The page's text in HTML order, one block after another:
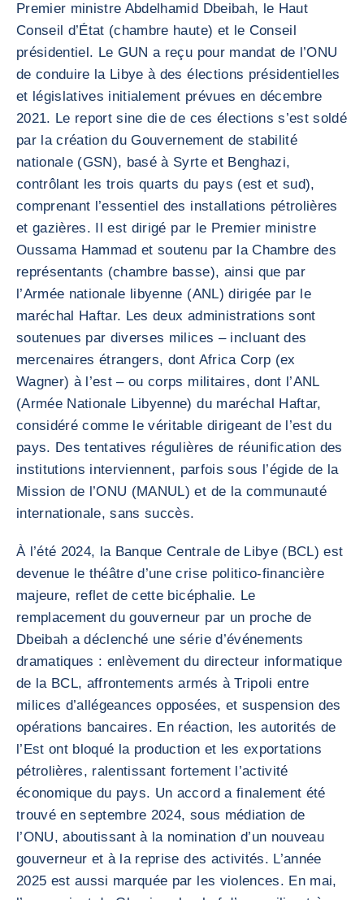
Premier ministre Abdelhamid Dbeibah, le Haut
Conseil d’État (chambre haute) et le Conseil
présidentiel. Le GUN a reçu pour mandat de l’ONU
de conduire la Libye à des élections présidentielles
et législatives initialement prévues en décembre
2021. Le report sine die de ces élections s’est soldé
par la création du Gouvernement de stabilité
nationale (GSN), basé à Syrte et Benghazi,
contrôlant les trois quarts du pays (est et sud),
comprenant l’essentiel des installations pétrolières
et gazières. Il est dirigé par le Premier ministre
Oussama Hammad et soutenu par la Chambre des
représentants (chambre basse), ainsi que par
l’Armée nationale libyenne (ANL) dirigée par le
maréchal Haftar. Les deux administrations sont
soutenues par diverses milices – incluant des
mercenaires étrangers, dont Africa Corp (ex
Wagner) à l’est – ou corps militaires, dont l’ANL
(Armée Nationale Libyenne) du maréchal Haftar,
considéré comme le véritable dirigeant de l’est du
pays. Des tentatives régulières de réunification des
institutions interviennent, parfois sous l’égide de la
Mission de l’ONU (MANUL) et de la communauté
internationale, sans succès.
À l’été 2024, la Banque Centrale de Libye (BCL) est
devenue le théâtre d’une crise politico-financière
majeure, reflet de cette bicéphalie. Le
remplacement du gouverneur par un proche de
Dbeibah a déclenché une série d’événements
dramatiques : enlèvement du directeur informatique
de la BCL, affrontements armés à Tripoli entre
milices d’allégeances opposées, et suspension des
opérations bancaires. En réaction, les autorités de
l’Est ont bloqué la production et les exportations
pétrolières, ralentissant fortement l’activité
économique du pays. Un accord a finalement été
trouvé en septembre 2024, sous médiation de
l’ONU, aboutissant à la nomination d’un nouveau
gouverneur et à la reprise des activités. L’année
2025 est aussi marquée par les violences. En mai,